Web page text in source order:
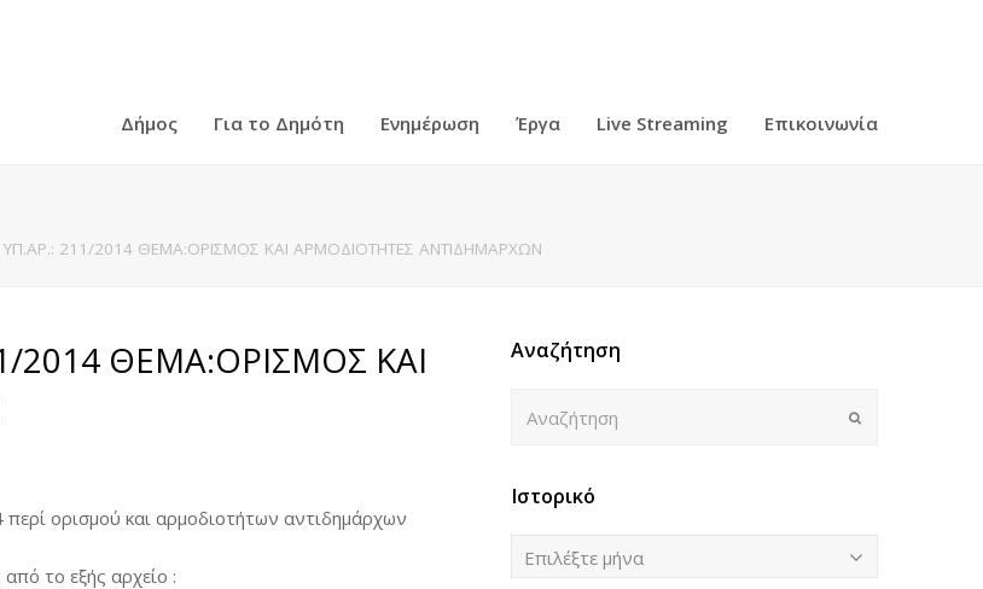
Δήμος Για το Δημότη Ενημέρωση Έργα Live Streaming Επικοινωνία
211/2014 ΘΕΜΑ:ΟΡΙΣΜΟΣ ΚΑΙ ΑΡΜΟΔΙΟΤΗΤΕΣ ΑΝΤΙΔΗΜΑΡΧΩΝ
ΘΕΜΑ:ΟΡΙΣΜΟΣ ΚΑΙ
ορισμού και αρμοδιοτήτων αντιδημάρχων
το εξής αρχείο :
Αναζήτηση
Ιστορικό
Ιστορικό
Επιλέξτε μήνα